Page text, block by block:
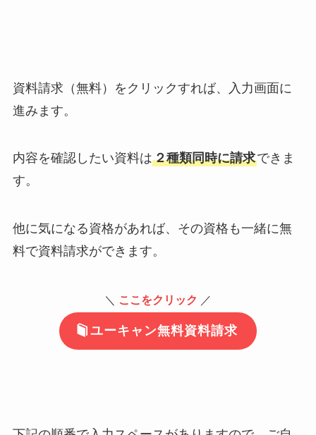
資料請求（無料）
をクリックすれば、入力画面に
進みます。
内容を確認したい資料は２種類同時に請求できま
す。
他に気になる資格があれば、その資格も一緒に無
料で資料請求ができます。
＼ ここをクリック ／
ユーキャン無料資料請求